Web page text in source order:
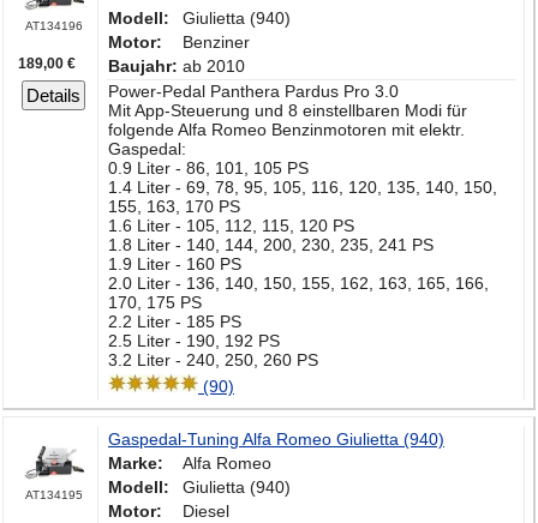
AT134196
189,00 €
Details
Modell:
Giulietta (940)
Motor:
Benziner
Baujahr: ab 2010
Power-Pedal Panthera Pardus Pro 3.0
Mit App-Steuerung und 8 einstellbaren Modi für
folgende Alfa Romeo Benzinmotoren mit elektr.
Gaspedal:
0.9 Liter - 86, 101, 105 PS
1.4 Liter - 69, 78, 95, 105, 116, 120, 135, 140, 150,
155, 163, 170 PS
1.6 Liter - 105, 112, 115, 120 PS
1.8 Liter - 140, 144, 200, 230, 235, 241 PS
1.9 Liter - 160 PS
2.0 Liter - 136, 140, 150, 155, 162, 163, 165, 166,
170, 175 PS
2.2 Liter - 185 PS
2.5 Liter - 190, 192 PS
3.2 Liter - 240, 250, 260 PS
(90)
AT134195
Gaspedal-Tuning Alfa Romeo Giulietta (940)
Marke:
Alfa Romeo
Modell:
Giulietta (940)
Motor:
Diesel